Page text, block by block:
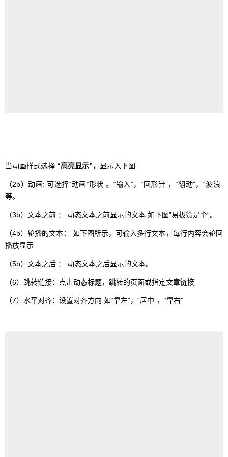
当动画样式选择 “高亮显示”， 显示入下图
（2b）动画: 可选择“动画”形状 。“输入”，“回形针”，“翻动”，“波浪”
等。
（3b）文本之前 ： 动态文本之前显示的文本 如下图”易极赞是个“。
（4b）轮播的文本： 如下图所示，可输入多行文本，每行内容会轮回
播放显示
（5b）文本之后 ： 动态文本之后显示的文本。
（6）跳转链接：点击动态标题，跳转的页面或指定文章链接
（7）水平对齐：设置对齐方向 如“靠左”，“居中”，“靠右”